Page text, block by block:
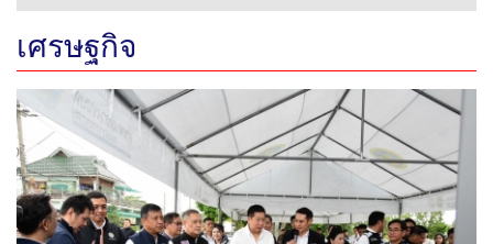
เศรษฐกิจ